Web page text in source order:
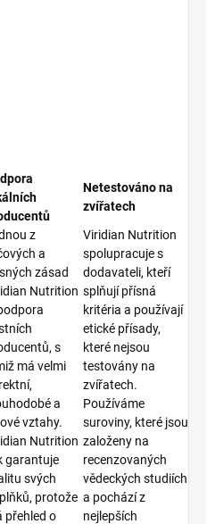
Netestováno na
zvířatech
z
a
zásad
Nutrition
s
má velmi
a
vztahy.
Nutrition
garantuje
svých
protože
přehled o
Viridian Nutrition
spolupracuje s
dodavateli, kteří
splňují přísná
kritéria a používají
etické přísady,
které nejsou
testovány na
zvířatech.
Používáme
suroviny, které jsou
založeny na
recenzovaných
vědeckých studiích
a pochází z
nejlepších